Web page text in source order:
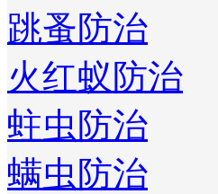
跳蚤防治
火红蚁防治
蛀虫防治
螨虫防治